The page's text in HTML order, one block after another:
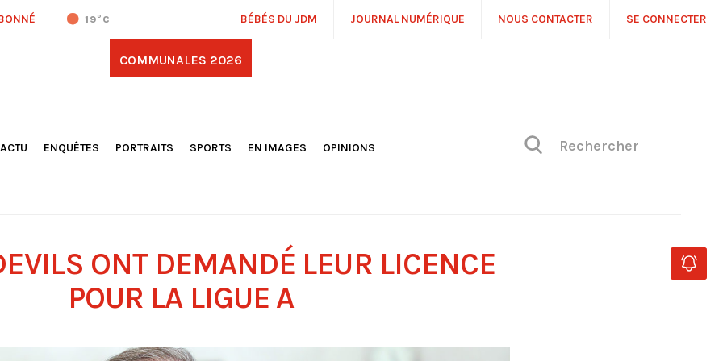
19°C BÉBÉS DU JDM JOURNAL NUMÉRIQUE NOUS CONTACTER SE CONNECTER
COMMUNALES 2026
ENQUÊTES PORTRAITS
SPORTS
EN IMAGES
OPINIONS
ONT DEMANDÉ LEUR LICENCE
POUR LA LIGUE A